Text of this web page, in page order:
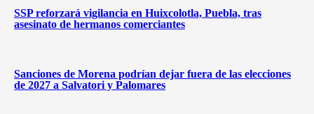
SSP reforzará vigilancia en Huixcolotla, Puebla, tras
asesinato de hermanos comerciantes
Sanciones de Morena podrían dejar fuera de las elecciones
de 2027 a Salvatori y Palomares